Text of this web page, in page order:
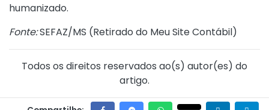
humanizado.
Fonte:SEFAZ/MS (Retirado do Meu Site Contábil)
Todos os direitos reservados ao(s) autor(es) do
artigo.